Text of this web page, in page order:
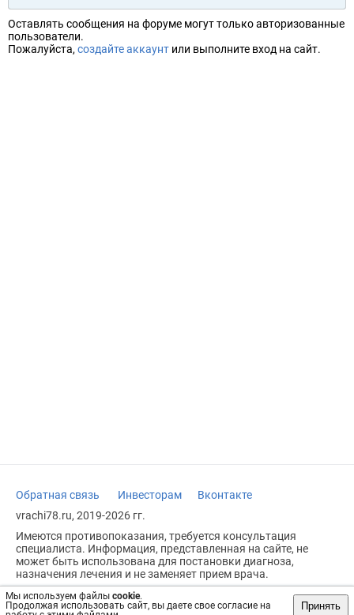
Мы используем файлы cookie.
Продолжая использовать сайт, вы даете свое согласие на
Принять
Оставлять сообщения на форуме могут только авторизованные
пользователи.
Пожалуйста, создайте аккаунт или выполните вход на сайт.
Обратная связь Инвесторам
Вконтакте
vrachi78.ru, 2019-2026 гг.
Имеются противопоказания, требуется консультация
специалиста. Информация, представленная на сайте, не
может быть использована для постановки диагноза,
назначения лечения и не заменяет прием врача.
Возрастное ограничение: 18+